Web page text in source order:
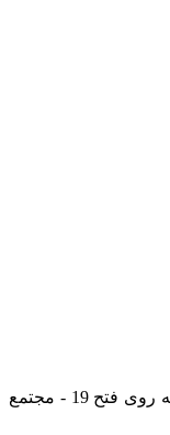
آدرس : تهران - اتوبان فتح - کیلومتر 4 - رو به روی فتح 19 - مجتمع